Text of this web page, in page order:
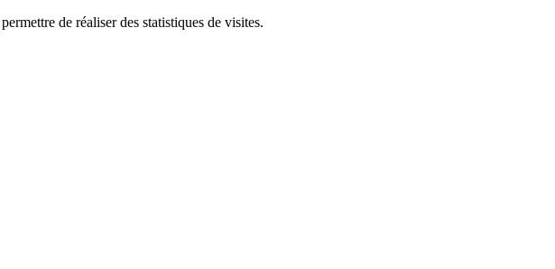
de réaliser des statistiques de visites.